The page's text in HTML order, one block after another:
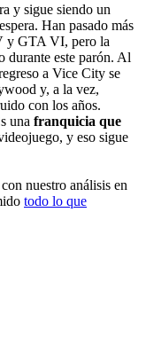
y sigue siendo un
Han pasado más
y GTA VI, pero la
durante este parón. Al
a Vice City se
y, a la vez,
con los años.
una franquicia que
y eso sigue
nuestro análisis en
todo lo que